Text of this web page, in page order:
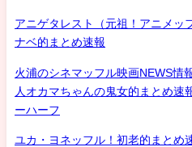
アニゲタレスト（元祖！アニメ
ナベ的まとめ速報
火浦のシネマッフル映画NEWS情
人オカマちゃんの鬼女的まとめ速
ーハーフ
ユカ・ヨネッフル！初老的まとめ